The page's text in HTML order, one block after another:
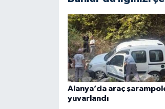
Alanya’da araç
yuvarlandı